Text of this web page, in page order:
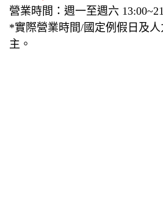
營業時間：週一至週六
*實際營業時間/國定例假日及
主。